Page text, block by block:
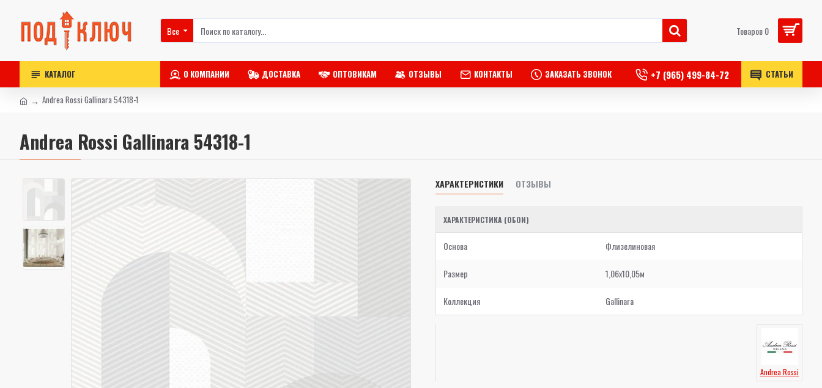
Все Товаров 0
КАТАЛОГ О КОМПАНИИ ДОСТАВКА ОПТОВИКАМ ОТЗЫВЫ КОНТАКТЫ ЗАКАЗАТЬ ЗВОНОК +7 (965) 499-84-72 СТАТЬИ
Andrea Rossi Gallinara 54318-1
Andrea Rossi Gallinara 54318-1
ХАРАКТЕРИСТИКИ ОТЗЫВЫ
ХАРАКТЕРИСТИКА (ОБОИ)
Основа Флизелиновая
Размер 1,06x10,05м
Коллекция Gallinara
Andrea Rossi